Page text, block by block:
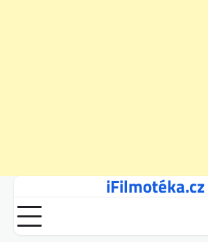
content
iFilmotéka.cz